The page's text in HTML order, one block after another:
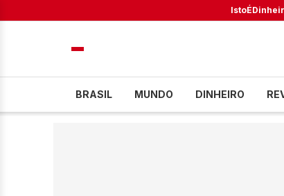
IstoÉ
BRASIL MUNDO DINHEIRO